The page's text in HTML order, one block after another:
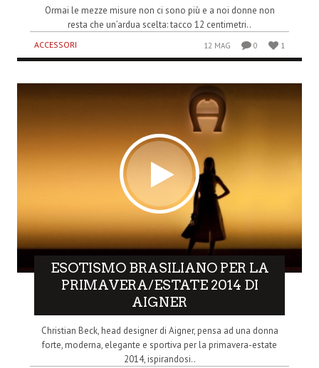
Ormai le mezze misure non ci sono più e a noi donne non
resta che un’ardua scelta: tacco 12 centimetri..
ACCESSORI 12 MAG 0 1
ESOTISMO BRASILIANO PER LA
PRIMAVERA/ESTATE 2014 DI
AIGNER
Christian Beck, head designer di Aigner, pensa ad una donna
forte, moderna, elegante e sportiva per la primavera-estate
2014, ispirandosi..